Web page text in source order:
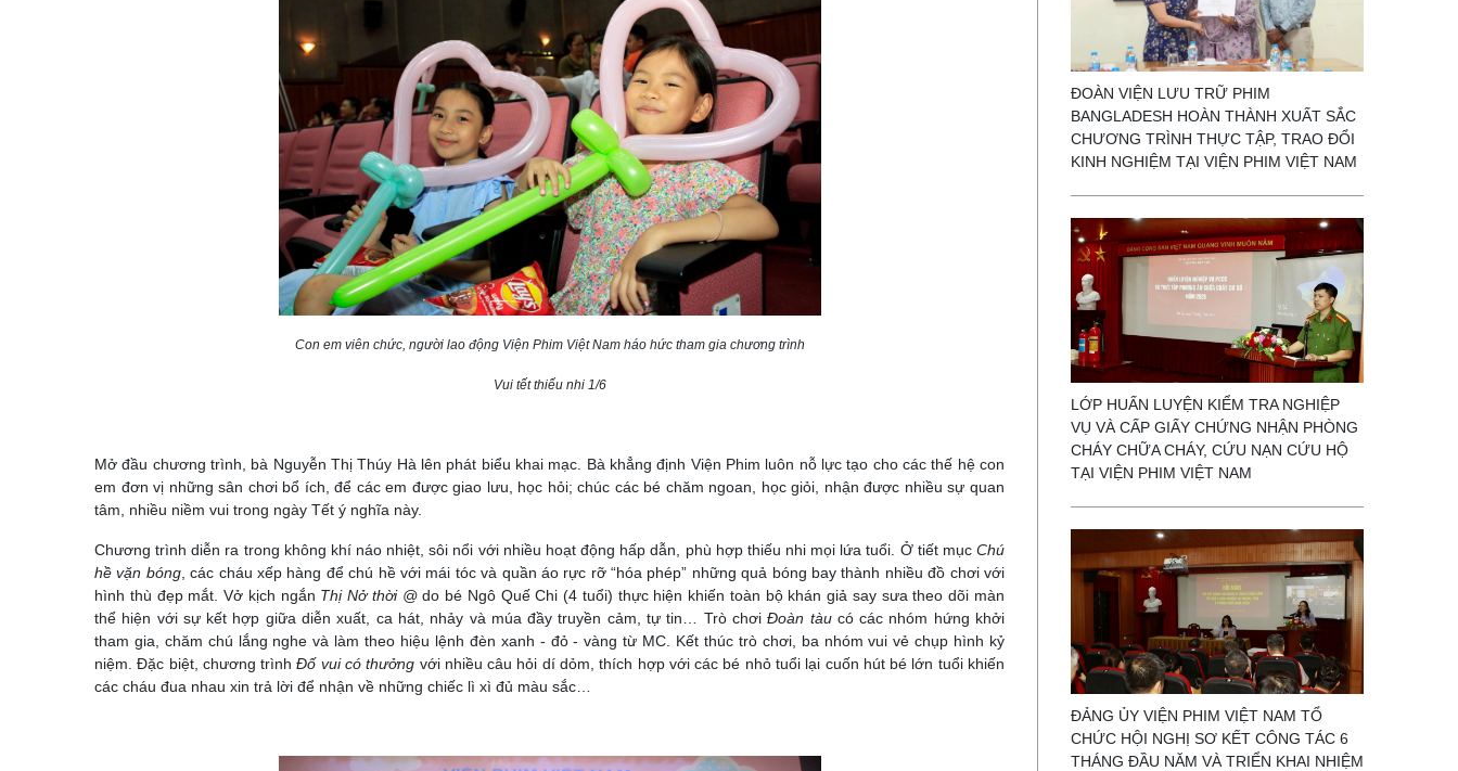
Con em viên chức, người lao động Viện Phim Việt Nam háo hức tham gia chương trình
Vui tết thiếu nhi 1/6
Mở đầu chương trình, bà Nguyễn Thị Thúy Hà lên phát biểu khai mạc. Bà khẳng định Viện Phim luôn nỗ lực tạo cho các thế hệ con
em đơn vị những sân chơi bổ ích, để các em được giao lưu, học hỏi; chúc các bé chăm ngoan, học giỏi, nhận được nhiều sự quan
tâm, nhiều niềm vui trong ngày Tết ý nghĩa này.
Chương trình diễn ra trong không khí náo nhiệt, sôi nổi với nhiều hoạt động hấp dẫn, phù hợp thiếu nhi mọi lứa tuổi. Ở tiết mục Chú
hề vặn bóng, các cháu xếp hàng để chú hề với mái tóc và quần áo rực rỡ “hóa phép” những quả bóng bay thành nhiều đồ chơi với
hình thù đẹp mắt. Vở kịch ngắn Thị Nở thời @do bé Ngô Quế Chi (4 tuổi) thực hiện khiến toàn bộ khán giả say sưa theo dõi màn
thể hiện với sự kết hợp giữa diễn xuất, ca hát, nhảy và múa đầy truyền cảm, tự tin… Trò chơiĐoàn tàucó các nhóm hứng khởi
tham gia, chăm chú lắng nghe và làm theo hiệu lệnh đèn xanh - đỏ - vàng từ MC. Kết thúc trò chơi, ba nhóm vui vẻ chụp hình kỷ
niệm. Đặc biệt, chương trìnhĐố vui có thưởng với nhiều câu hỏi dí dỏm, thích hợp với các bé nhỏ tuổi lại cuốn hút bé lớn tuổi khiến
các cháu đua nhau xin trả lời để nhận về những chiếc lì xì đủ màu sắc…
ĐOÀN VIỆN LƯU TRỮ PHIM
BANGLADESH HOÀN THÀNH XUẤT SẮC
CHƯƠNG TRÌNH THỰC TẬP, TRAO ĐỔI
KINH NGHIỆM TẠI VIỆN PHIM VIỆT NAM
LỚP HUẤN LUYỆN KIỂM TRA NGHIỆP
VỤ VÀ CẤP GIẤY CHỨNG NHẬN PHÒNG
CHÁY CHỮA CHÁY, CỨU NẠN CỨU HỘ
TẠI VIỆN PHIM VIỆT NAM
ĐẢNG ỦY VIỆN PHIM VIỆT NAM TỔ
CHỨC HỘI NGHỊ SƠ KẾT CÔNG TÁC 6
THÁNG ĐẦU NĂM VÀ TRIỂN KHAI NHIỆM